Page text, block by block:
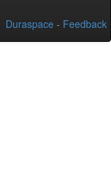
Duraspace - Feedback